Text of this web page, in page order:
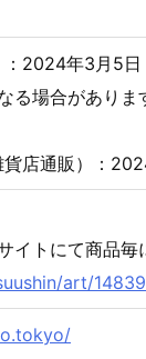
2024年3月5日
る場合がありま
店通販）：
イトにて商品
art/